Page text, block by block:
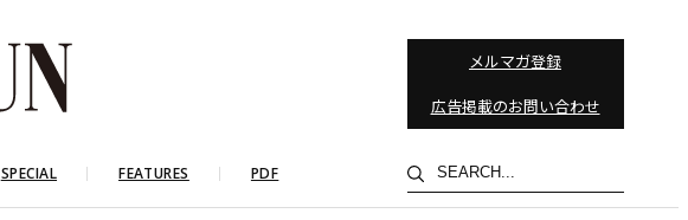
メルマガ登録
広告掲載のお問い合わせ
SPECIAL FEATURES PDF
検
索